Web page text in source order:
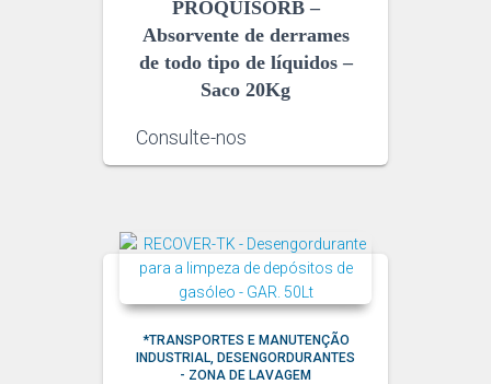
PROQUISORB –
Absorvente de derrames
de todo tipo de líquidos –
Saco 20Kg
Consulte-nos
*TRANSPORTES E MANUTENÇÃO
INDUSTRIAL DESENGORDURANTES
- ZONA DE LAVAGEM